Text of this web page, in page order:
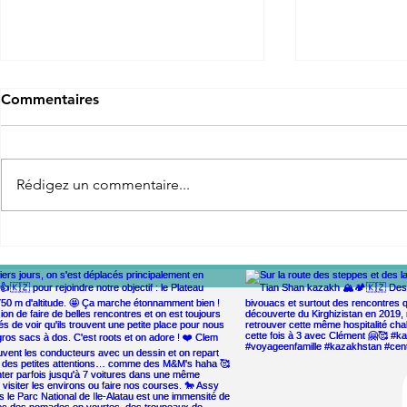
d’aventure en famille à vélo
temps d'un
Commentaires
Rédigez un commentaire...